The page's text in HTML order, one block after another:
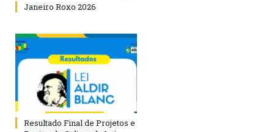
Janeiro Roxo 2026
Resultado Final de Projetos e